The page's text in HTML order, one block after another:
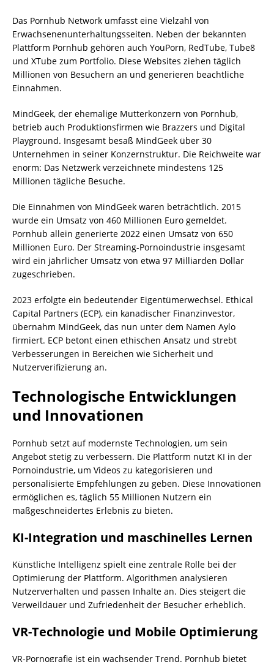
Das Pornhub Network umfasst eine Vielzahl von
Erwachsenenunterhaltungsseiten. Neben der bekannten
Plattform Pornhub gehören auch YouPorn, RedTube, Tube8
und XTube zum Portfolio. Diese Websites ziehen täglich
Millionen von Besuchern an und generieren beachtliche
Einnahmen.
MindGeek, der ehemalige Mutterkonzern von Pornhub,
betrieb auch Produktionsfirmen wie Brazzers und Digital
Playground. Insgesamt besaß MindGeek über 30
Unternehmen in seiner Konzernstruktur. Die Reichweite war
enorm: Das Netzwerk verzeichnete mindestens 125
Millionen tägliche Besuche.
Die Einnahmen von MindGeek waren beträchtlich. 2015
wurde ein Umsatz von 460 Millionen Euro gemeldet.
Pornhub allein generierte 2022 einen Umsatz von 650
Millionen Euro. Der Streaming-Pornoindustrie insgesamt
wird ein jährlicher Umsatz von etwa 97 Milliarden Dollar
zugeschrieben.
2023 erfolgte ein bedeutender Eigentümerwechsel. Ethical
Capital Partners (ECP), ein kanadischer Finanzinvestor,
übernahm MindGeek, das nun unter dem Namen Aylo
firmiert. ECP betont einen ethischen Ansatz und strebt
Verbesserungen in Bereichen wie Sicherheit und
Nutzerverifizierung an.
Technologische Entwicklungen
und Innovationen
Pornhub setzt auf modernste Technologien, um sein
Angebot stetig zu verbessern. Die Plattform nutzt KI in der
Pornoindustrie, um Videos zu kategorisieren und
personalisierte Empfehlungen zu geben. Diese Innovationen
ermöglichen es, täglich 55 Millionen Nutzern ein
maßgeschneidertes Erlebnis zu bieten.
KI-Integration und maschinelles Lernen
Künstliche Intelligenz spielt eine zentrale Rolle bei der
Optimierung der Plattform. Algorithmen analysieren
Nutzerverhalten und passen Inhalte an. Dies steigert die
Verweildauer und Zufriedenheit der Besucher erheblich.
VR-Technologie und Mobile Optimierung
VR-Pornografie ist ein wachsender Trend. Pornhub bietet